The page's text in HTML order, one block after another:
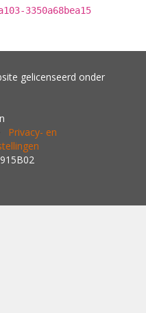
3350a68bea15
gelicenseerd onder
Privacy- en